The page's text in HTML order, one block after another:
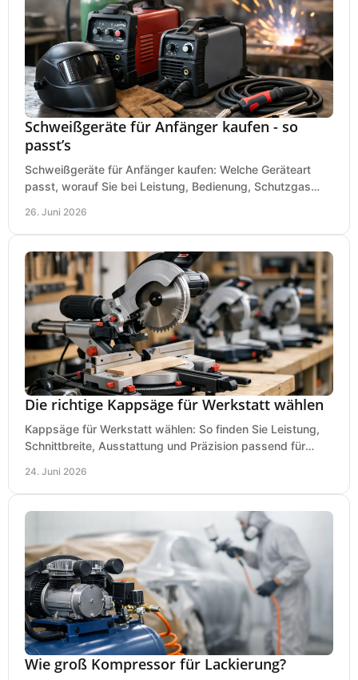
Schweißgeräte für Anfänger kaufen - so
passt’s
Schweißgeräte für Anfänger kaufen: Welche Geräteart
passt, worauf Sie bei Leistung, Bedienung, Schutzgas
26. Juni 2026
Die richtige Kappsäge für Werkstatt wählen
Kappsäge für Werkstatt wählen: So finden Sie Leistung,
Schnittbreite, Ausstattung und Präzision passend für
24. Juni 2026
Wie groß Kompressor für Lackierung?